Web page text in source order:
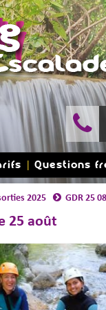
Questions
2025 GDR 25
25 août